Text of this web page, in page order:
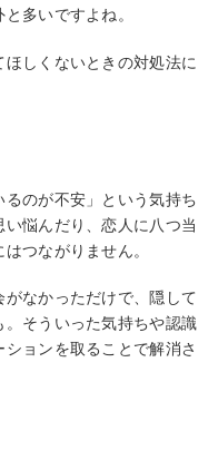
多いですよね。
しくないときの対処法に
のが不安」という気持ち
悩んだり、恋人に八つ当
つながりません。
なかっただけで、隠して
そういった気持ちや認識
ョンを取ることで解消さ